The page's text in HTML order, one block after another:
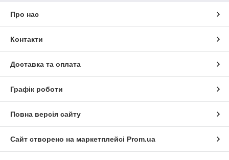
Про нас
Контакти
Доставка та оплата
Графік роботи
Повна версія сайту
Сайт створено на маркетплейсі Prom.ua